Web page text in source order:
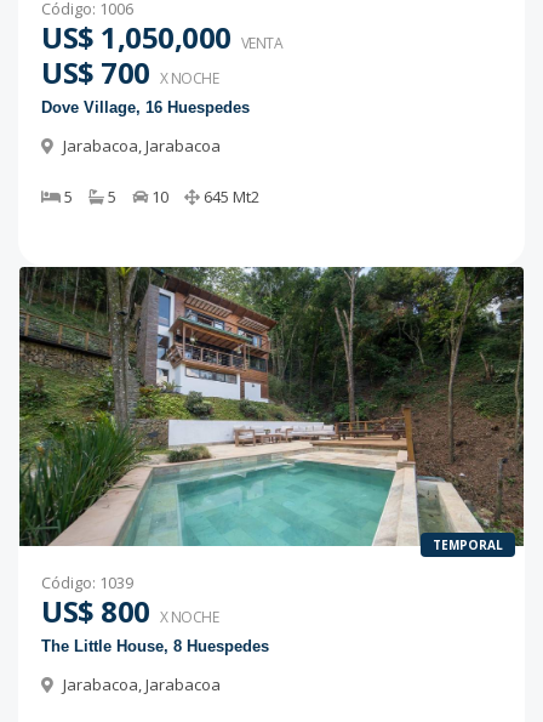
Código: 1006
US$ 1,050,000 VENTA
US$ 700 X NOCHE
Dove Village, 16 Huespedes
Jarabacoa,Jarabacoa
5 5 10 645 Mt2
TEMPORAL
Código: 1039
US$ 800 X NOCHE
The Little House, 8 Huespedes
Jarabacoa,Jarabacoa